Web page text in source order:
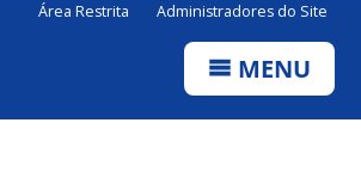
Área Restrita Administradores do Site
MENU